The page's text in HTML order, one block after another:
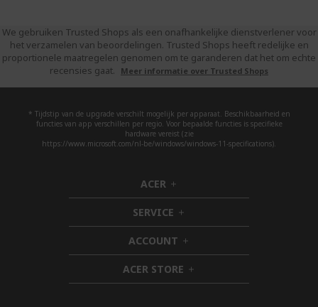
We gebruiken Trusted Shops als een onafhankelijke dienstverlener voor
het verzamelen van beoordelingen. Trusted Shops heeft redelijke en
proportionele maatregelen genomen om te garanderen dat het om echte
recensies gaat.
Meer informatie over Trusted Shops
* Tijdstip van de upgrade verschilt mogelijk per apparaat. Beschikbaarheid en
functies van app verschillen per regio. Voor bepaalde functies is specifieke
hardware vereist (zie
https://www.microsoft.com/nl-be/windows/windows-11-specifications).
ACER h
i
d
d
e
n
SERVICE h
i
d
d
e
n
ACCOUNT h
i
d
d
ACER STORE h
i